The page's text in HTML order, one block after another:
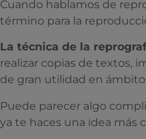
Cuando hablamos de
término para la
La técnica de la
realizar copias de textos,
de gran utilidad en
Puede parecer algo
ya te haces una idea más